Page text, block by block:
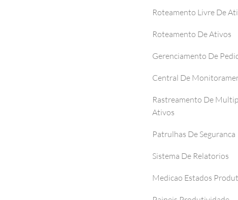
Roteamento Livre De
Roteamento De Ativos
Gerenciamento De
Central De
Rastreamento De
Ativos
Patrulhas De Seguranca
Sistema De Relatorios
Medicao Estados